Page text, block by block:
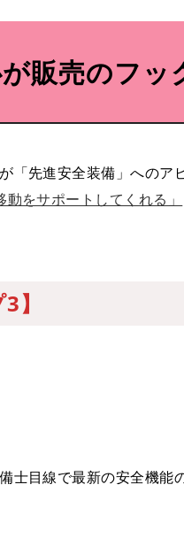
販売のフッ
「先進安全装備」へのア
動をサポートしてくれる」
】
士目線で最新の安全機能